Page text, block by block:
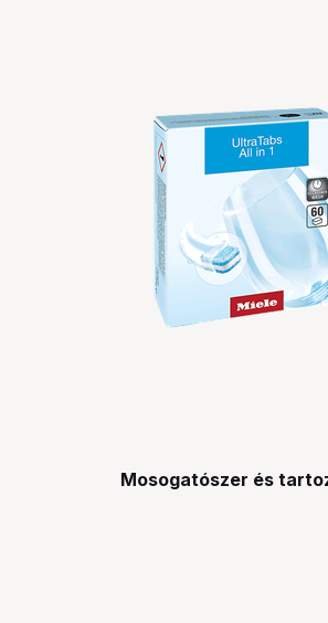
Mosogatószer és